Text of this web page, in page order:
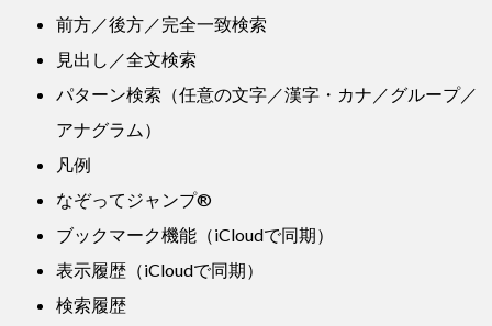
前方／後方／完全一致検索
見出し／全文検索
パターン検索（任意の文字／漢字・カナ／グループ／
アナグラム）
凡例
なぞってジャンプ®
ブックマーク機能（iCloudで同期）
表示履歴（iCloudで同期）
検索履歴